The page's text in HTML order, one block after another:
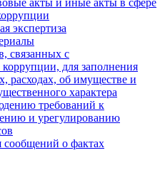
акты и иные акты в сфере
экспертиза
связанных с
для заполнения
расходах, об имуществе и
характера
требований к
и урегулированию
сообщений о фактах